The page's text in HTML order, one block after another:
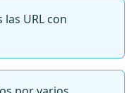
URL con